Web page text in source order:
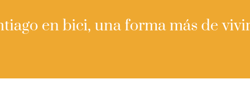
en bici, una forma más de